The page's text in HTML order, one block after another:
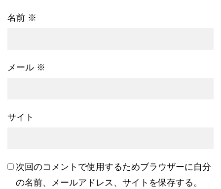
名前 ※
メール ※
サイト
次回のコメントで使用するためブラウザーに自分
の名前、メールアドレス、サイトを保存する。